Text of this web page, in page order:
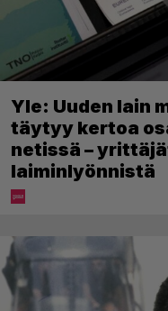
Yle: Uuden lain
täytyy kertoa
netissä –
laiminlyönnistä